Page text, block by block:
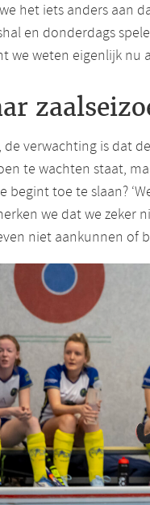
het iets anders aan
en donderdags
we weten eigenlijk nu
verwachting is dat
te wachten staat,
begint toe te slaan?
we dat we zeker
niet aankunnen of